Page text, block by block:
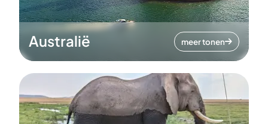
Australië meer tonen